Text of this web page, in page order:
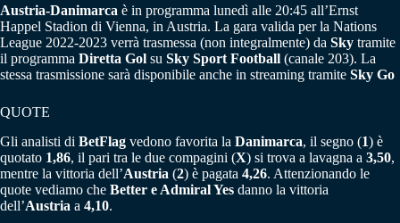
Austria-Danimarca è in programma lunedì alle 20:45 all’Ernst
Happel Stadion di Vienna, in Austria. La gara valida per la Nations
League 2022-2023 verrà trasmessa (non integralmente) da Sky tramite
il programma Diretta Gol su Sky Sport Football (canale 203). La
stessa trasmissione sarà disponibile anche in streaming tramite Sky Go
QUOTE
Gli analisti di BetFlag vedono favorita la Danimarca, il segno (1) è
quotato 1,86, il pari tra le due compagini (X) si trova a lavagna a 3,50,
mentre la vittoria dell’Austria (2) è pagata 4,26. Attenzionando le
quote vediamo che Better e Admiral Yes danno la vittoria
dell’Austria a 4,10.